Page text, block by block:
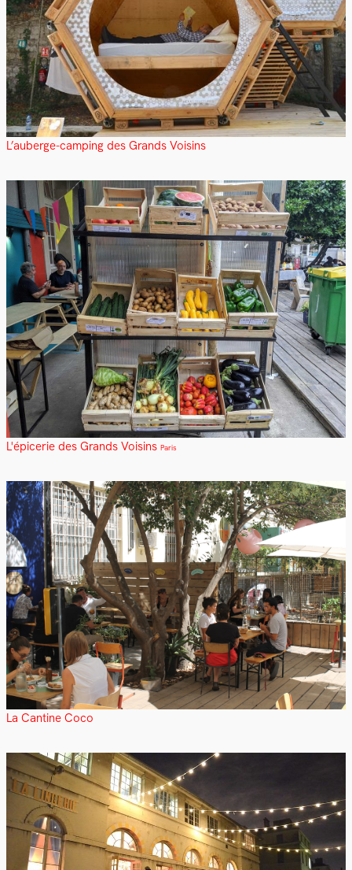
L’auberge-camping des Grands Voisins
L'épicerie des Grands Voisins Paris
La Cantine Coco